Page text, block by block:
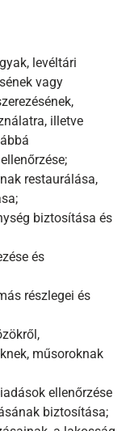
levéltári
vagy
illetve
restaurálása,
biztosítása és
és
részlegei és
műsoroknak
ellenőrzése
biztosítása;